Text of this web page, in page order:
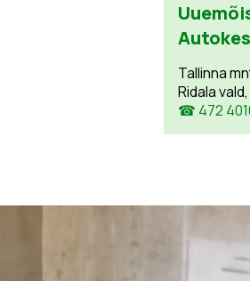
Tallinna
Ridala
☎ 472